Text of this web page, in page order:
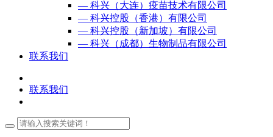
— 科兴（大连）疫苗技术有限公司
— 科兴控股（香港）有限公司
— 科兴控股（新加坡）有限公司
— 科兴（成都）生物制品有限公司
联系我们
联系我们